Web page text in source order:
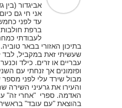
אביגדור (בין
אני חי גם
עד לפני
ברפת
לעבודתי
בתיכון האזורי בבאר טוביה.
שעשיתי זאת במקביל, לבד
עבריים או זרים. כילד
ופזמונים אך זנחתי עם
מבול שירד עלי לפני מספר
והעירו את גרעיני השירה
האדמה. ספרי "אחרי זה"
בהוצאת "עם עובד" בראשית